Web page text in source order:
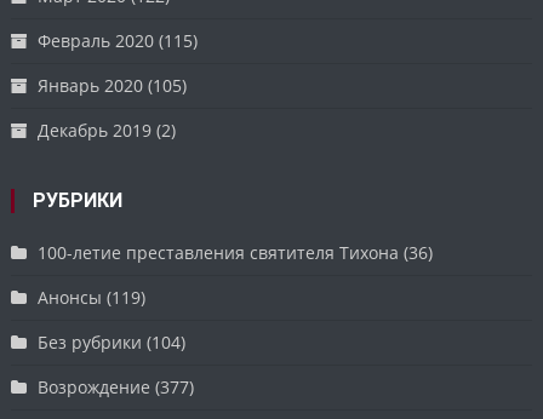
Февраль 2020 (115)
Январь 2020 (105)
Декабрь 2019 (2)
РУБРИКИ
100-летие преставления святителя Тихона (36)
Анонсы (119)
Без рубрики (104)
Возрождение (377)